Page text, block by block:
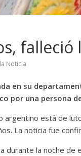
falleció
Noticia
en su
por una persona
argentino está de
La noticia fue
durante la noche de